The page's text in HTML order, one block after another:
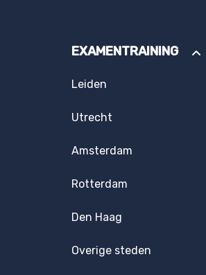
EXAMENTRAINING
Leiden
Utrecht
Amsterdam
Rotterdam
Den Haag
Overige steden